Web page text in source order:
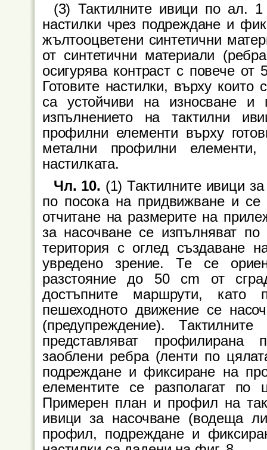
(3) Тактилните ивици по ал.
настилки чрез подреждане и
жълтооцветени синтетични
от синтетични материали
осигурява контраст с повече
Готовите настилки, върху
са устойчиви на износване и
изпълнението на тактилни
профилни елементи върху
метални профилни
настилката.
Чл. 10. (1) Тактилните ивици
по посока на придвижване и
отчитане на размерите на
за насочване се изпълняват
територия с оглед създаване
увредено зрение. Те се
разстояние до 50 cm от
достъпните маршрути, като
пешеходното движение се
(предупреждение).
представляват профилирана
заоблени ребра (ленти по
подреждане и фиксиране на
елементите се разполагат по
Примерен план и профил на
ивици за насочване (водеща
профил, подреждане и